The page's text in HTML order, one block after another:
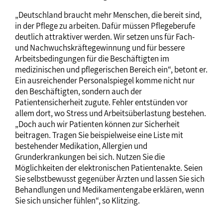
„Deutschland braucht mehr Menschen, die bereit sind,
in der Pflege zu arbeiten. Dafür müssen Pflegeberufe
deutlich attraktiver werden. Wir setzen uns für Fach-
und Nachwuchskräftegewinnung und für bessere
Arbeitsbedingungen für die Beschäftigten im
medizinischen und pflegerischen Bereich ein“, betont er.
Ein ausreichender Personalspiegel komme nicht nur
den Beschäftigten, sondern auch der
Patientensicherheit zugute. Fehler entstünden vor
allem dort, wo Stress und Arbeitsüberlastung bestehen.
„Doch auch wir Patienten können zur Sicherheit
beitragen. Tragen Sie beispielweise eine Liste mit
bestehender Medikation, Allergien und
Grunderkrankungen bei sich. Nutzen Sie die
Möglichkeiten der elektronischen Patientenakte. Seien
Sie selbstbewusst gegenüber Ärzten und lassen Sie sich
Behandlungen und Medikamentengabe erklären, wenn
Sie sich unsicher fühlen“, so Klitzing.